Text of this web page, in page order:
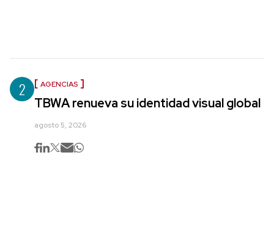
2 AGENCIAS
TBWA renueva su identidad visual global
agosto 5, 2026